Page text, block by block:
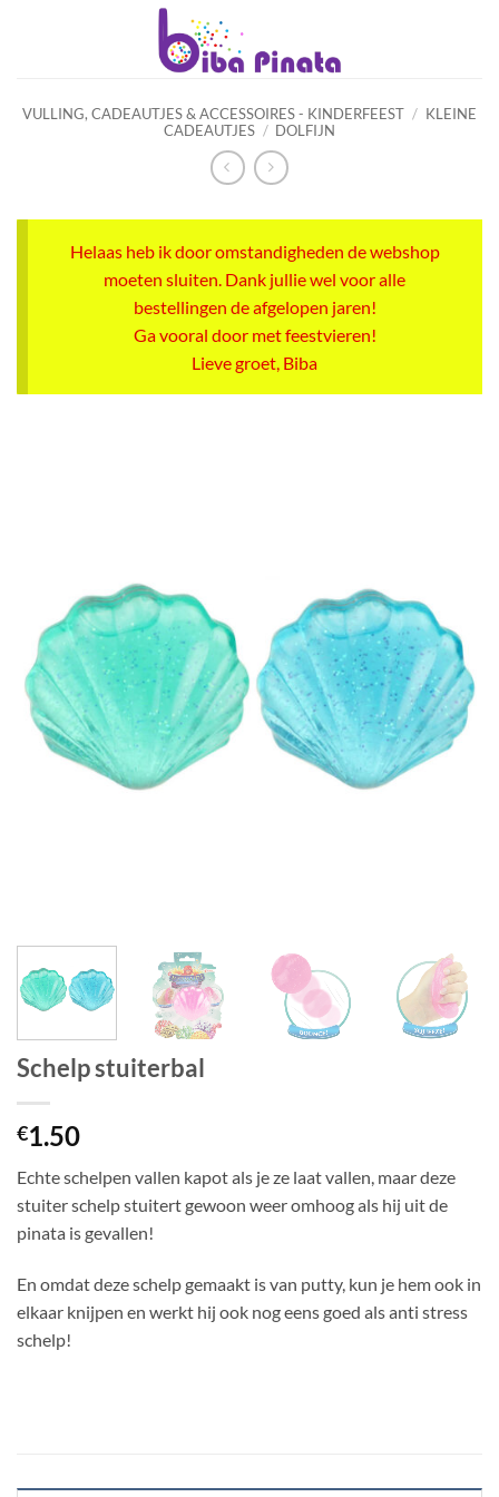
VULLING, CADEAUTJES & ACCESSOIRES - KINDERFEEST / KLEINE
CADEAUTJES / DOLFIJN
Helaas heb ik door omstandigheden de webshop
moeten sluiten. Dank jullie wel voor alle
bestellingen de afgelopen jaren!
Ga vooral door met feestvieren!
Lieve groet, Biba
Schelp stuiterbal
€1.50
Echte schelpen vallen kapot als je ze laat vallen, maar deze
stuiter schelp stuitert gewoon weer omhoog als hij uit de
pinata is gevallen!
En omdat deze schelp gemaakt is van putty, kun je hem ook in
elkaar knijpen en werkt hij ook nog eens goed als anti stress
schelp!